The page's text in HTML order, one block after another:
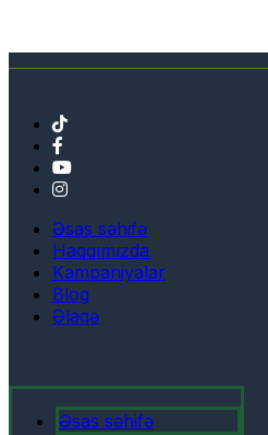
Əsas səhifə
Haqqımızda
Kampaniyalar
Blog
Əlaqə
Əsas səhifə